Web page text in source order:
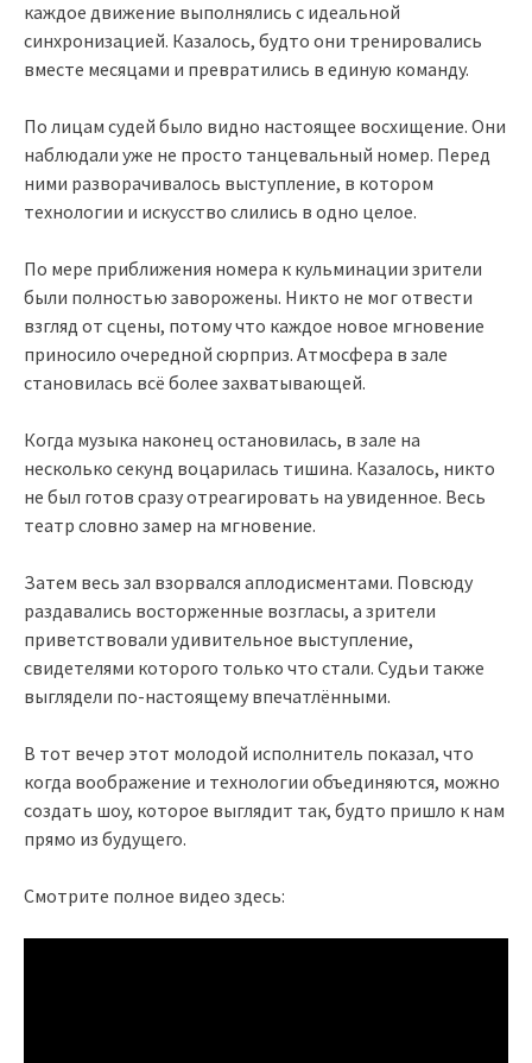
каждое движение выполнялись с идеальной
синхронизацией. Казалось, будто они тренировались
вместе месяцами и превратились в единую команду.
По лицам судей было видно настоящее восхищение. Они
наблюдали уже не просто танцевальный номер. Перед
ними разворачивалось выступление, в котором
технологии и искусство слились в одно целое.
По мере приближения номера к кульминации зрители
были полностью заворожены. Никто не мог отвести
взгляд от сцены, потому что каждое новое мгновение
приносило очередной сюрприз. Атмосфера в зале
становилась всё более захватывающей.
Когда музыка наконец остановилась, в зале на
несколько секунд воцарилась тишина. Казалось, никто
не был готов сразу отреагировать на увиденное. Весь
театр словно замер на мгновение.
Затем весь зал взорвался аплодисментами. Повсюду
раздавались восторженные возгласы, а зрители
приветствовали удивительное выступление,
свидетелями которого только что стали. Судьи также
выглядели по-настоящему впечатлёнными.
В тот вечер этот молодой исполнитель показал, что
когда воображение и технологии объединяются, можно
создать шоу, которое выглядит так, будто пришло к нам
прямо из будущего.
Смотрите полное видео здесь: